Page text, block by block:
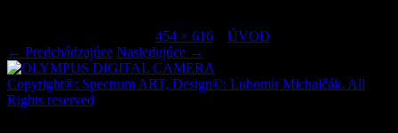
454 × 616 ÚVOD
← Predchádzajúce Nasledujúce →
Copyright®: Spectrum ART, Design©: Lubomir Michalčák. All
Rights reserved